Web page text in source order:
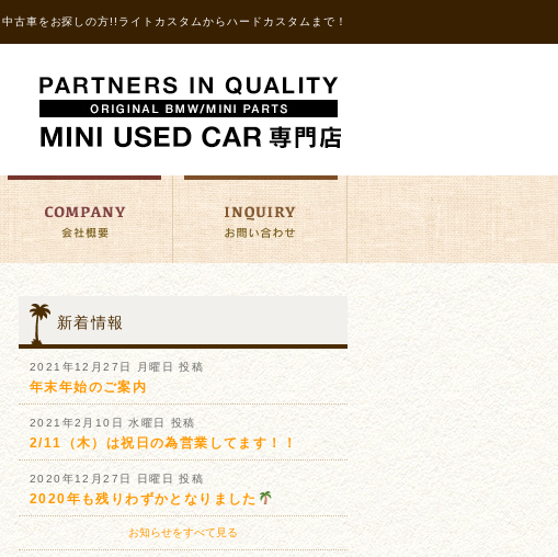
古車をお探しの方!!ライトカスタムからハードカスタムまで！
新着情報
2021年12月27日 月曜日 投稿
年末年始のご案内
2021年2月10日 水曜日 投稿
2/11（木）は祝日の為営業してます！！
2020年12月27日 日曜日 投稿
2020年も残りわずかとなりました
お知らせをすべて見る